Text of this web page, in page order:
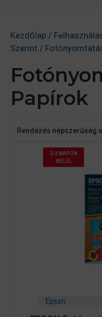
Kezdőlap /
Szerint /
Papírok
2-3 NAPON
BELÜL
Epson